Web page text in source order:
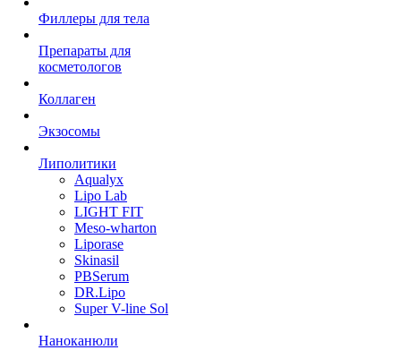
Филлеры для тела
Препараты для
косметологов
Коллаген
Экзосомы
Липолитики
Aqualyx
Lipo Lab
LIGHT FIT
Meso-wharton
Liporase
Skinasil
PBSerum
DR.Lipo
Super V-line Sol
Наноканюли